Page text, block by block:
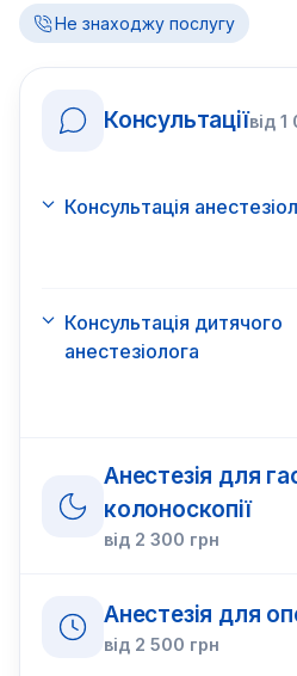
Не знаходжу послугу
Консультаціївід 1
Консультація
Консультація дитячого
анестезіолога
Анестезія для
колоноскопії
від 2 300 грн
Анестезія для
від 2 500 грн